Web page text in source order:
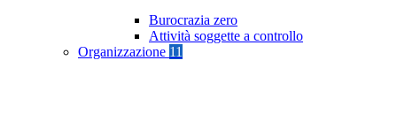
Burocrazia zero
Attività soggette a controllo
Organizzazione 11